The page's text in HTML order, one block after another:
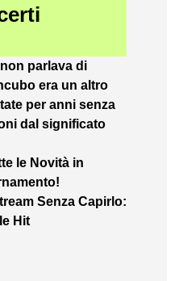
parlava di
era un altro
per anni senza
dal significato
le Novità in
Senza Capirlo:
Hit